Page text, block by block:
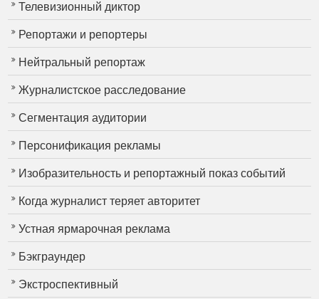
Телевизионный диктор
Репортажи и репортеры
Нейтральный репортаж
Журналистское расследование
Сегментация аудитории
Персонификация рекламы
Изобразительность и репортажный показ событий
Когда журналист теряет авторитет
Устная ярмарочная реклама
Бэкграундер
Экстроспективный